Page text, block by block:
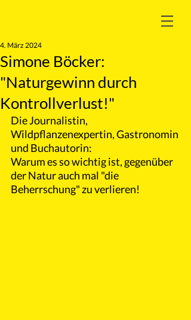
Simone Böcker:
"Naturgewinn durch
Kontrollverlust!"
4. März 2024
Die Journalistin,
Wildpflanzenexpertin, Gastronomin
und Buchautorin:
Warum es so wichtig ist, gegenüber
der Natur auch mal "die
Beherrschung" zu verlieren!